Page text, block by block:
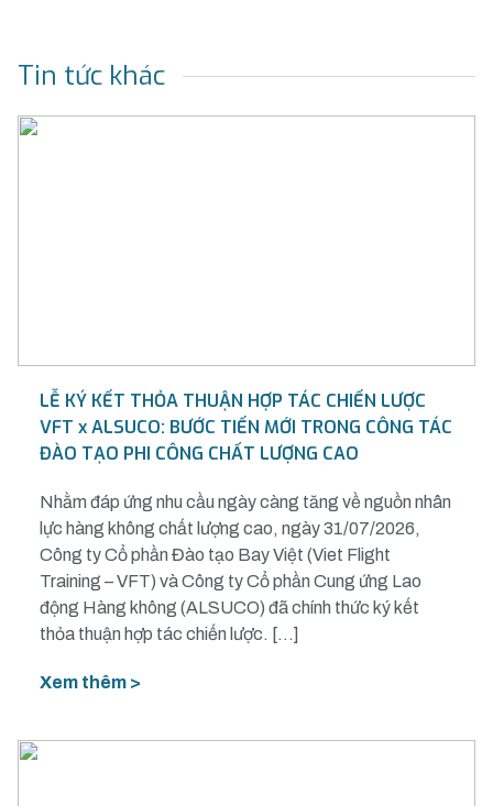
Tin tức khác
LỄ KÝ KẾT THỎA THUẬN HỢP TÁC CHIẾN LƯỢC
VFT x ALSUCO: BƯỚC TIẾN MỚI TRONG CÔNG TÁC
ĐÀO TẠO PHI CÔNG CHẤT LƯỢNG CAO
Nhằm đáp ứng nhu cầu ngày càng tăng về nguồn nhân
lực hàng không chất lượng cao, ngày 31/07/2026,
Công ty Cổ phần Đào tạo Bay Việt (Viet Flight
Training – VFT) và Công ty Cổ phần Cung ứng Lao
động Hàng không (ALSUCO) đã chính thức ký kết
thỏa thuận hợp tác chiến lược. […]
Xem thêm >